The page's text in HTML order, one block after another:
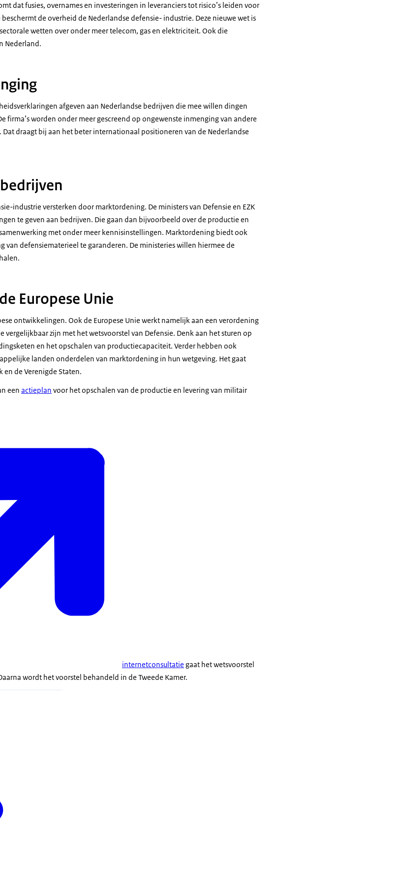
dat fusies, overnames en investeringen in leveranciers tot risico’s leiden voor
de overheid de Nederlandse defensie- industrie. Deze nieuwe wet is
wetten over onder meer telecom, gas en elektriciteit. Ook die
Nederland.
afgeven aan Nederlandse bedrijven die mee willen dingen
firma’s worden onder meer gescreend op ongewenste inmenging van andere
draagt bij aan het beter internationaal positioneren van de Nederlandse
industrie versterken door marktordening. De ministers van Defensie en EZK
te geven aan bedrijven. Die gaan dan bijvoorbeeld over de productie en
met onder meer kennisinstellingen. Marktordening biedt ook
van defensiematerieel te garanderen. De ministeries willen hiermee de
Europese Unie
ontwikkelingen. Ook de Europese Unie werkt namelijk aan een verordening
vergelijkbaar zijn met het wetsvoorstel van Defensie. Denk aan het sturen op
en het opschalen van productiecapaciteit. Verder hebben ook
landen onderdelen van marktordening in hun wetgeving. Het gaat
en de Verenigde Staten.
een actieplan voor het opschalen van de productie en levering van militair
internetconsultatie gaat het wetsvoorstel
wordt het voorstel behandeld in de Tweede Kamer.